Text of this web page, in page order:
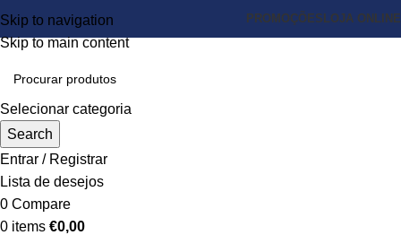
Skip to navigation
Skip to main content
PROMOÇÕES LOJA ONLINE
Selecionar categoria
Search
Entrar / Registrar
Lista de desejos
0 Compare
0 items €0,00